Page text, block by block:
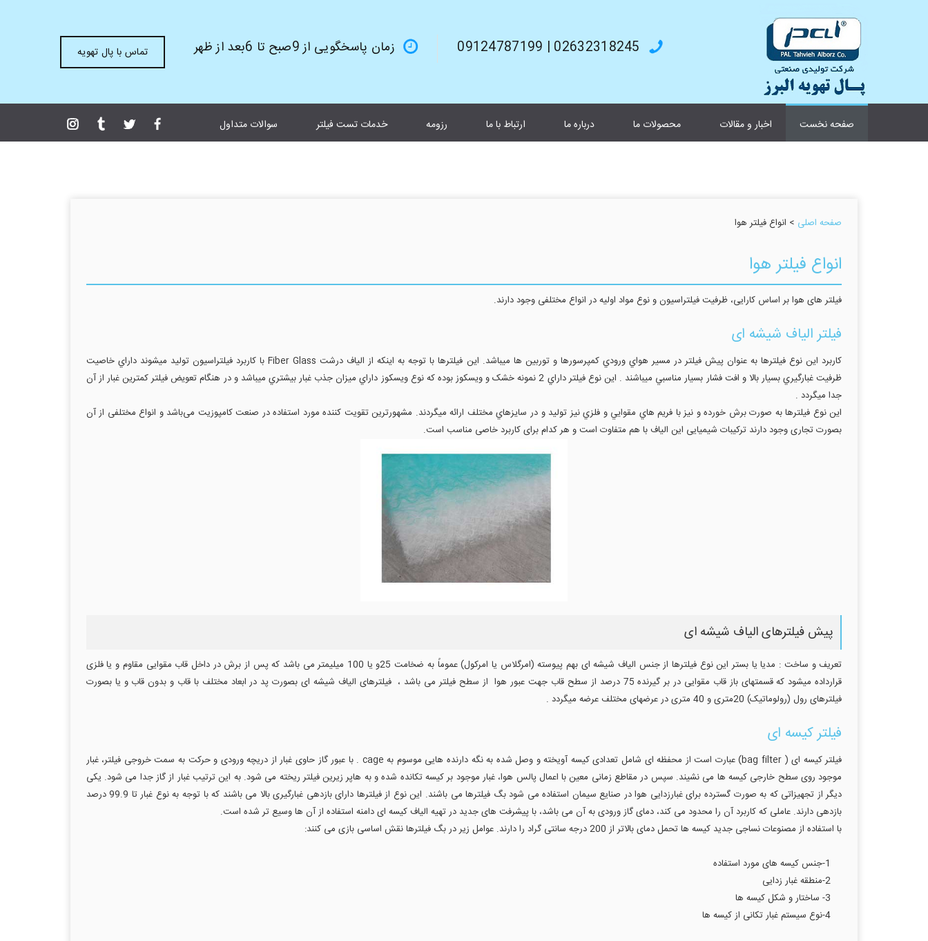
02632318245 | 09124787199 زمان پاسخگویی از 9صبح تا 6بعد از ظهر تماس با پال تهویه
صفحه نخست اخبار و مقالات محصولات ما درباره ما ارتباط با ما رزومه خدمات تست فیلتر سوالات متداول
صفحه اصلی > انواع فیلتر هوا
انواع فیلتر هوا
فیلتر های هوا بر اساس کارایی، ظرفیت فیلتراسیون و نوع مواد اولیه در انواع مختلفی وجود دارند.
فیلتر الیاف شیشه ای
کاربرد اين نوع فيلترها به عنوان پيش فيلتر در مسير هواي ورودي کمپرسورها و توربين ها ميباشد. اين فيلترها با توجه به اينکه از الياف درشت Fiber Glass با کاربرد فيلتراسيون توليد ميشوند داراي خاصيت
ظرفيت غبارگيري بسيار بالا و افت فشار بسيار مناسبي ميباشند . اين نوع فيلتر داراي 2 نمونه خشک و ويسکوز بوده که نوع ويسکوز داراي ميزان جذب غبار بيشتري ميباشد و در هنگام تعويض فيلتر کمترين غبار از آن
جدا ميگردد .
اين نوع فيلترها به صورت برش خورده و نيز با فريم هاي مقوايي و فلزي نيز توليد و در سايزهاي مختلف ارائه ميگردند. مشهورترین تقویت کننده مورد استفاده در صنعت کامپوزیت می‌باشد و انواع مختلفی از آن
بصورت تجاری وجود دارند ترکیبات شیمیایی این الیاف با هم متفاوت است و هر کدام برای کاربرد خاصی مناسب است.
پیش فیلترهای الیاف شیشه ای
تعریف و ساخت : مدیا یا بستر این نوع فیلترها از جنس الیاف شیشه ای بهم پیوسته (امرگلاس یا امرکول) عموماً به ضخامت 25و یا 100 میلیمتر می باشد که پس از برش در داخل قاب مقوایی مقاوم و یا فلزی
قرارداده میشود که قسمتهای باز قاب مقوایی در بر گیرنده 75 درصد از سطح قاب جهت عبور هوا از سطح فیلتر می باشد ، فیلترهای الیاف شیشه ای بصورت پد در ابعاد مختلف با قاب و بدون قاب و یا بصورت
فیلترهای رول (رولوماتیک) 20متری و 40 متری در عرضهای مختلف عرضه میگردد .
فیلتر کیسه ای
فیلتر کیسه ای ( bag filter) عبارت است از محفظه ای شامل تعدادی کیسه آویخته و وصل شده به نگه دارنده هایی موسوم به cage . با عبور گاز حاوی غبار از دریچه ورودی و حرکت به سمت خروجی فیلتر، غبار
موجود روی سطح خارجی کیسه ها می نشیند. سپس در مقاطع زمانی معین با اعمال پالس هوا، غبار موجود بر کیسه تکانده شده و به هاپر زیرین فیلتر ریخته می شود. به این ترتیب غبار از گاز جدا می شود. یکی
دیگر از تجهیزاتی که به صورت گسترده برای غبارزدایی هوا در صنایع سیمان استفاده می شود بگ فیلترها می باشند. این نوع از فیلترها دارای بازدهی غبارگیری بالا می باشند که با توجه به نوع غبار تا 99.9 درصد
بازدهی دارند. عاملی که کاربرد آن را محدود می کند، دمای گاز ورودی به آن می باشد، با پیشرفت های جدید در تهیه الیاف کیسه ای دامنه استفاده از آن ها وسیع تر شده است.
با استفاده از مصنوعات نساجی جدید کیسه ها تحمل دمای بالاتر از 200 درجه سانتی گراد را دارند. عوامل زیر در بگ فیلترها نقش اساسی بازی می کنند: